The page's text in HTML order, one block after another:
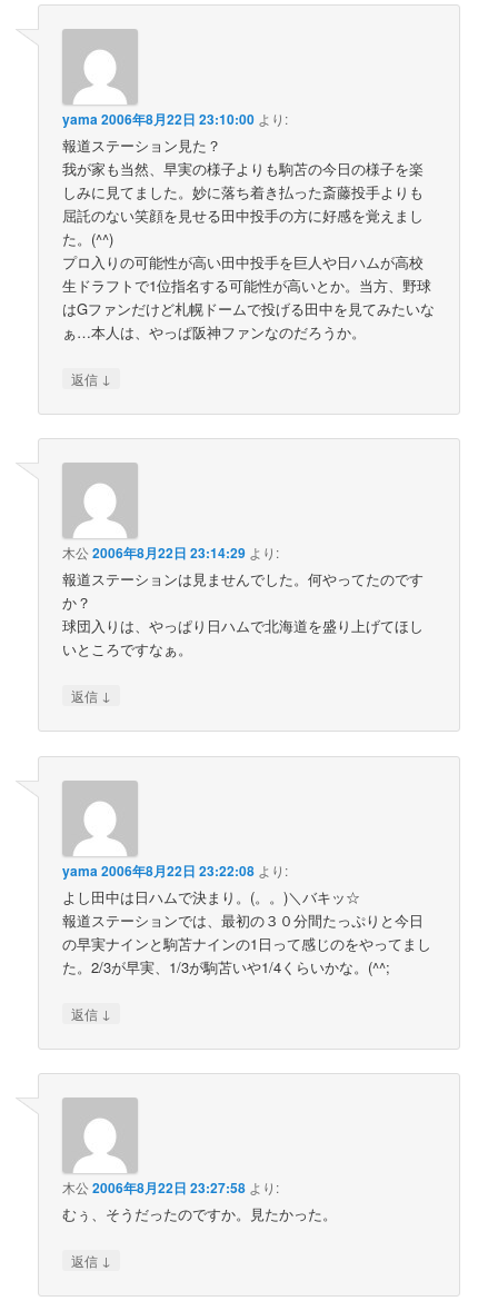
yama2006年8月22日 23:10:00 より:
報道ステーション見た？
我が家も当然、早実の様子よりも駒苫の今日の様子を楽
しみに見てました。妙に落ち着き払った斎藤投手よりも
屈託のない笑顔を見せる田中投手の方に好感を覚えまし
た。(^^)
プロ入りの可能性が高い田中投手を巨人や日ハムが高校
生ドラフトで1位指名する可能性が高いとか。当方、野球
はGファンだけど札幌ドームで投げる田中を見てみたいな
ぁ…本人は、やっぱ阪神ファンなのだろうか。
返信 ↓
木公2006年8月22日 23:14:29 より:
報道ステーションは見ませんでした。何やってたのです
か？
球団入りは、やっぱり日ハムで北海道を盛り上げてほし
いところですなぁ。
返信 ↓
yama2006年8月22日 23:22:08 より:
よし田中は日ハムで決まり。(。。)＼バキッ☆
報道ステーションでは、最初の３０分間たっぷりと今日
の早実ナインと駒苫ナインの1日って感じのをやってまし
た。2/3が早実、1/3が駒苫いや1/4くらいかな。(^^;
返信 ↓
木公2006年8月22日 23:27:58 より:
むぅ、そうだったのですか。見たかった。
返信 ↓